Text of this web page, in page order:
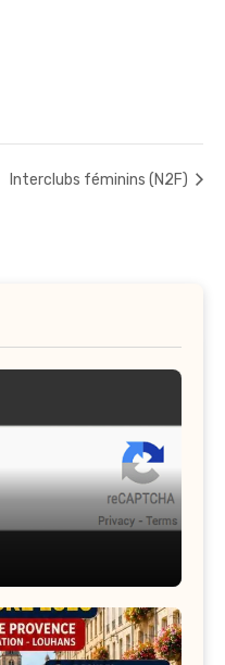
Interclubs féminins (N2F)